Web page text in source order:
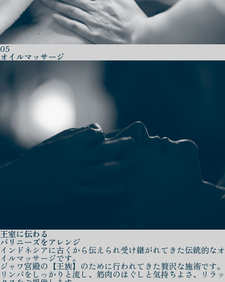
05
オイルマッサージ
王室に伝わる
バリニーズをアレンジ
インドネシアに古くから伝えられ受け継がれてきた伝統的なオ
イルマッサージです。
ジャワ宮殿の【王族】のために行われてきた贅沢な施術です。
リンパをしっかりと流し、筋肉のほぐしと気持ちよさ、リラッ